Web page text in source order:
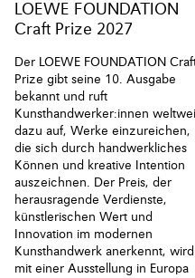
LOEWE FOUNDATION
Craft Prize 2027
Der LOEWE FOUNDATION
Prize gibt seine 10. Ausgabe
bekannt und ruft
Kunsthandwerker:innen
dazu auf, Werke einzureichen,
die sich durch handwerkliches
Können und kreative Intention
auszeichnen. Der Preis, der
herausragende Verdienste,
künstlerischen Wert und
Innovation im modernen
Kunsthandwerk anerkennt, wird
mit einer Ausstellung in Europa